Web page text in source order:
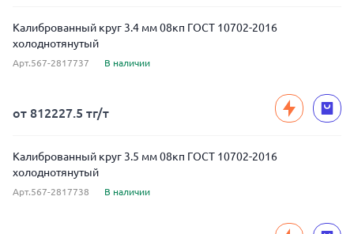
Калиброванный круг 3.4 мм 08кп ГОСТ 10702-2016
холоднотянутый
Арт.567-2817737 В наличии
от 812227.5 тг/т
Калиброванный круг 3.5 мм 08кп ГОСТ 10702-2016
холоднотянутый
Арт.567-2817738 В наличии